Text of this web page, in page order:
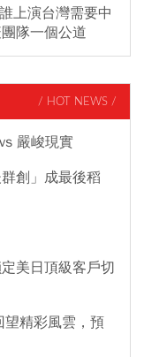
上演台灣需要中
隊一個公道
/ HOT NEWS /
嚴峻現實
創」成最後稻
美日頂級客戶切
精彩風雲，預